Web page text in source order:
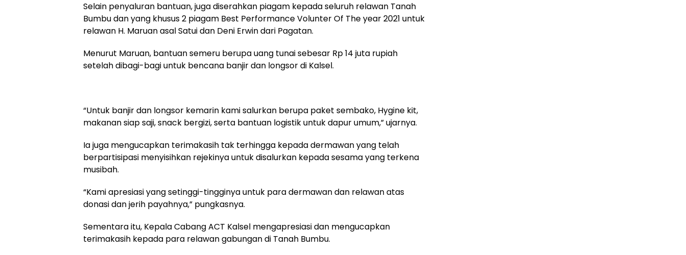
Selain penyaluran bantuan, juga diserahkan piagam kepada seluruh relawan Tanah
Bumbu dan yang khusus 2 piagam Best Performance Volunter Of The year 2021 untuk
relawan H. Maruan asal Satui dan Deni Erwin dari Pagatan.
Menurut Maruan, bantuan semeru berupa uang tunai sebesar Rp 14 juta rupiah
setelah dibagi-bagi untuk bencana banjir dan longsor di Kalsel.
“Untuk banjir dan longsor kemarin kami salurkan berupa paket sembako, Hygine kit,
makanan siap saji, snack bergizi, serta bantuan logistik untuk dapur umum,” ujarnya.
Ia juga mengucapkan terimakasih tak terhingga kepada dermawan yang telah
berpartisipasi menyisihkan rejekinya untuk disalurkan kepada sesama yang terkena
musibah.
“Kami apresiasi yang setinggi-tingginya untuk para dermawan dan relawan atas
donasi dan jerih payahnya,” pungkasnya.
Sementara itu, Kepala Cabang ACT Kalsel mengapresiasi dan mengucapkan
terimakasih kepada para relawan gabungan di Tanah Bumbu.